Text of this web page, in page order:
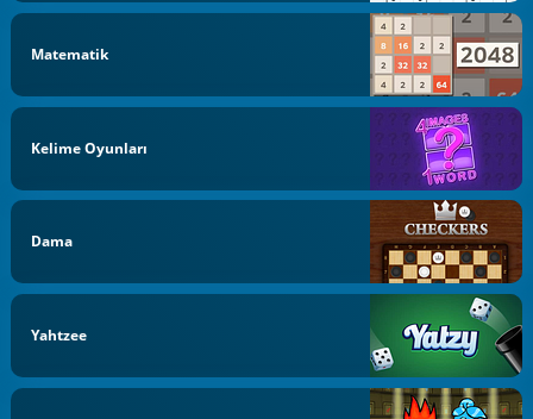
Matematik
Kelime Oyunları
Dama
Yahtzee